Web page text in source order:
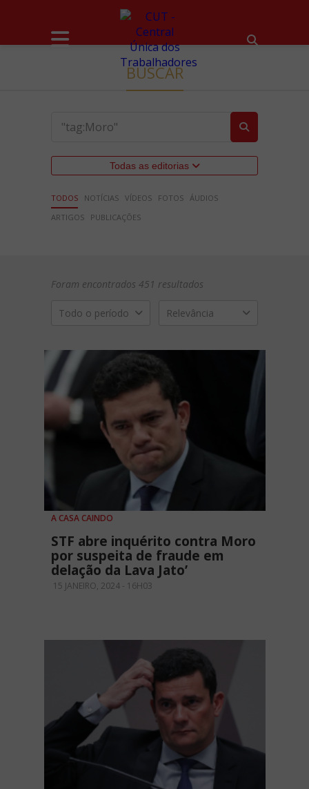
BUSCAR
Todas as editorias
TODOS NOTÍCIAS VÍDEOS FOTOS ÁUDIOS
ARTIGOS
PUBLICAÇÕES
Foram encontrados 451 resultados
Todo o período Relevância
A CASA CAINDO
STF abre inquérito contra Moro
por suspeita de fraude em
delação da Lava Jato’
15 JANEIRO, 2024 - 16H03